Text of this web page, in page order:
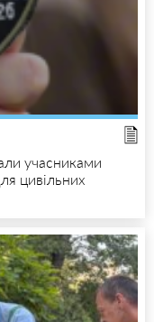
учасниками
цивільних